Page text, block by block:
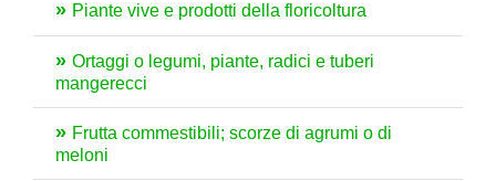
Piante vive e prodotti della floricoltura
Ortaggi o legumi, piante, radici e tuberi
mangerecci
Frutta commestibili; scorze di agrumi o di
meloni